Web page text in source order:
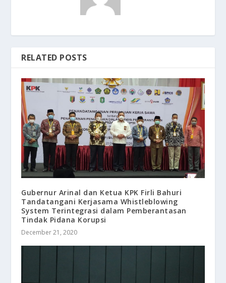
RELATED POSTS
Gubernur Arinal dan Ketua KPK Firli Bahuri
Tandatangani Kerjasama Whistleblowing
System Terintegrasi dalam Pemberantasan
Tindak Pidana Korupsi
December 21, 2020